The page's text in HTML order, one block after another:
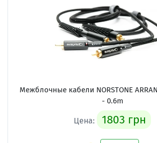
Межблочные кабели NORSTONE ARRAN
- 0.6m
Цена: 1803 грн